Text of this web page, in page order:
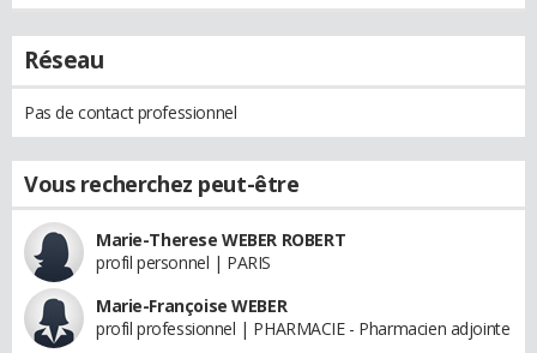
Réseau
Pas de contact professionnel
Vous recherchez peut-être
Marie-Therese WEBER ROBERT
profil personnel | PARIS
Marie-Françoise WEBER
profil professionnel | PHARMACIE - Pharmacien adjointe